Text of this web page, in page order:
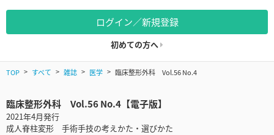
ログイン／新規登録
初めての方へ
TOP すべて 雑誌 医学 臨床整形外科 Vol.56 No.4
臨床整形外科 Vol.56 No.4【電子版】
2021年4月発行
成人脊柱変形 手術手技の考えかた・選びかた